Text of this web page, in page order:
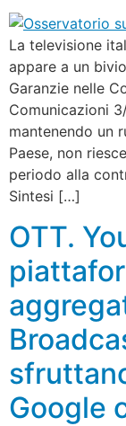
La televisione
appare a un
Garanzie nelle
Comunicazioni
mantenendo un
Paese, non
periodo alla
Sintesi […]
OTT.
Google